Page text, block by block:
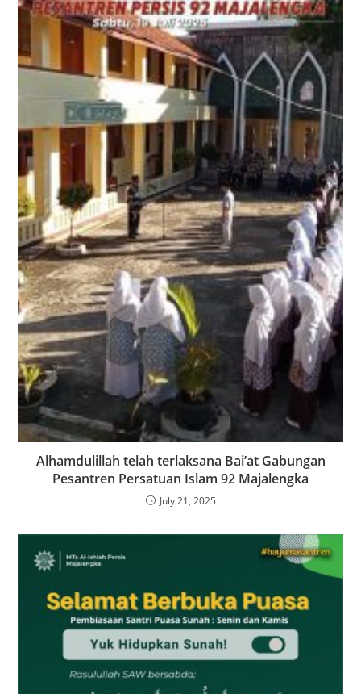
Alhamdulillah telah terlaksana Bai’at Gabungan
Pesantren Persatuan Islam 92 Majalengka
July 21, 2025